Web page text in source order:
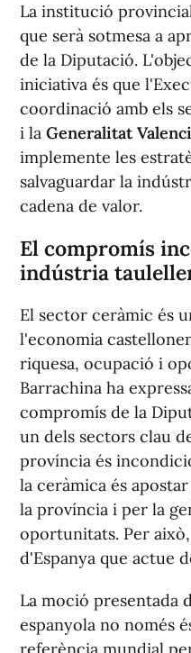
La institució
que serà sotmesa a
de la Diputació.
iniciativa és que
coordinació amb els
i la Generalitat
implemente les
salvaguardar la
cadena de valor.
El compromís
indústria
El sector ceràmic és
l'economia
riquesa, ocupació i
Barrachina ha
compromís de la
un dels sectors clau
província és
la ceràmica és
la província i per la
oportunitats. Per
d'Espanya que actue
La moció presentada
espanyola no només